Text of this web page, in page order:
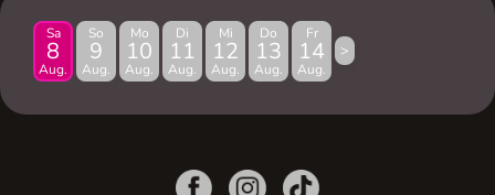
Sa
8
Aug.
So
9
Aug.
Mo
10
Aug.
Di
11
Aug.
Mi
12
Aug.
Do
13
Aug.
Fr
14
Aug.
>